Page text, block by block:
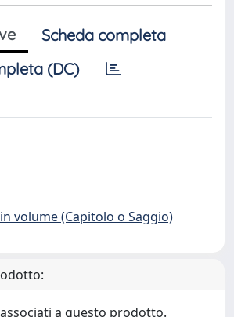
Scheda completa
(DC)
volume (Capitolo o Saggio)
a questo prodotto.